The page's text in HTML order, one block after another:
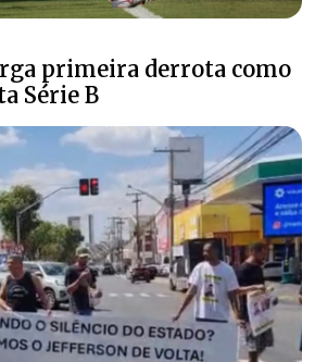
primeira derrota como
Série B